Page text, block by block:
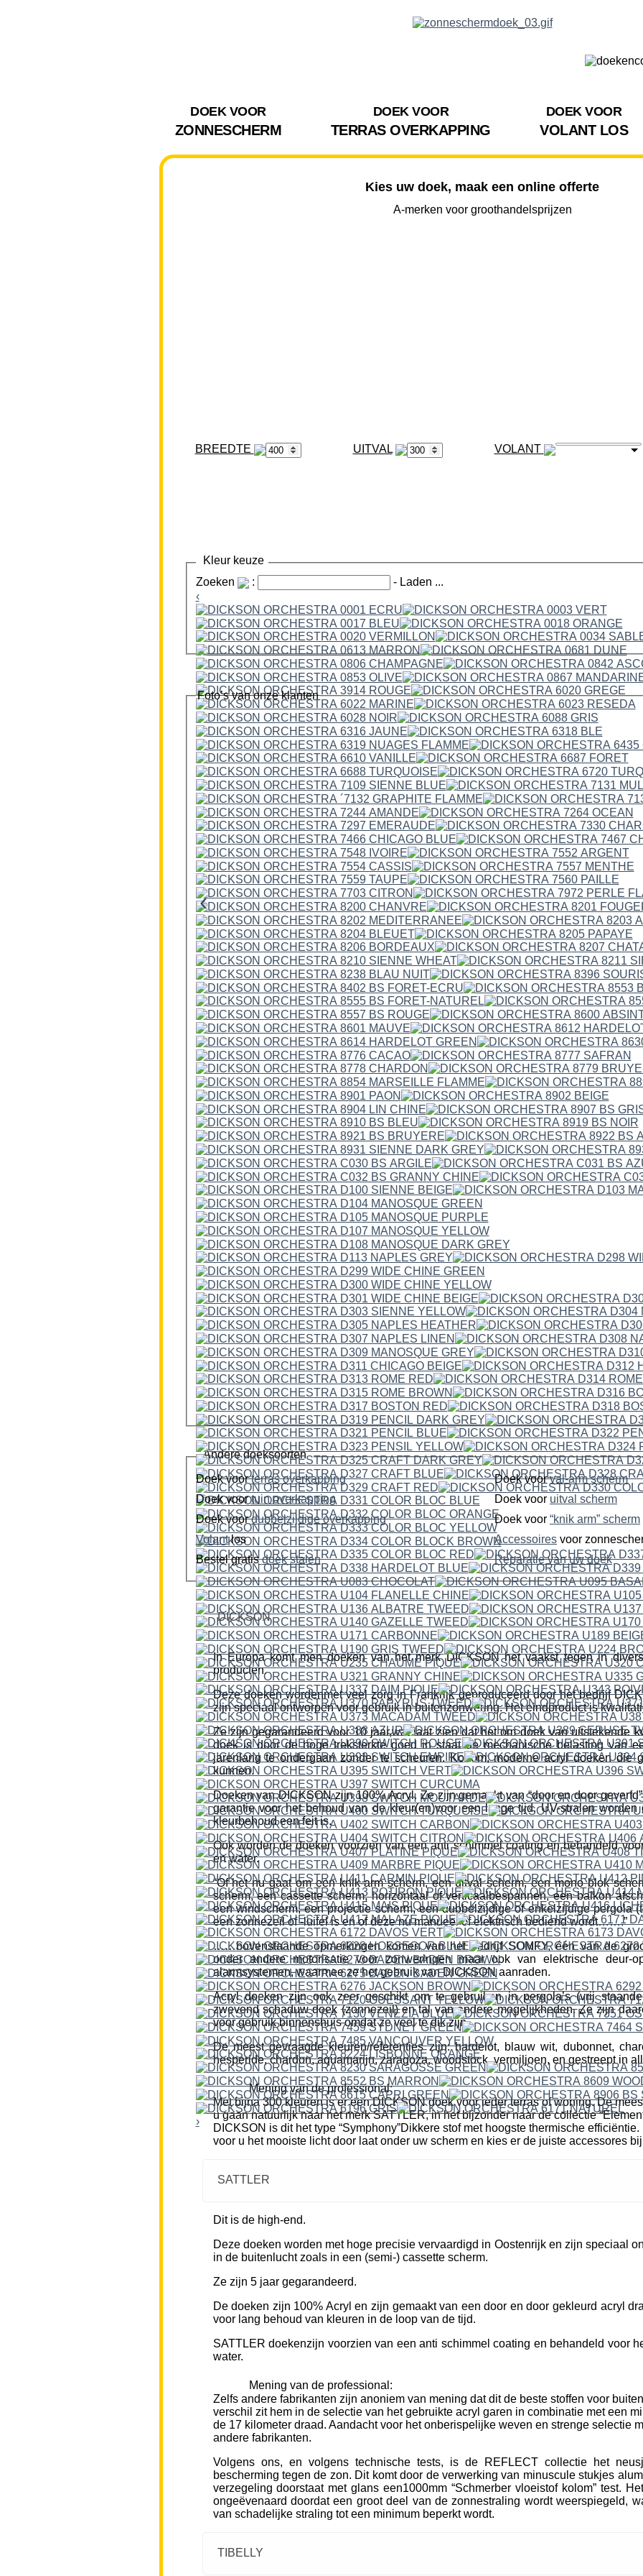
DOEK VOOR
ZONNESCHERM
DOEK VOOR
TERRAS OVERKAPPING
DOEK VOOR
VOLANT LOS
Kies uw doek, maak een online offerte
A-merken voor groothandelsprijzen
BREEDTE VOLANT
Kleur keuze
Zoeken
: - Laden ...
‹
›
Foto’s van onze klanten
‹
Andere doeksoorten
Doek voorterras overkapping Doek voor
val-arm scherm
Doek voor
tuin overkapping Doek voor
uitval scherm
Doek voor
dubbelzijdige overkapping Doek voor
“knik arm” scherm
Volantlos Accessoires voor
Bestel gratis doek stalen Reparatie van uw doek
DICKSON
In Europa komt men doeken van het merk DICKSON het vaakst tegen in
producten.
Deze doeken wordenmet veel zorg in Frankrijk geproduceerd door het bedrijf
zijn speciaal ontworpen voor gebruik in buitenzonwering. Het eindproduct is
Ze zijn gegarandeerd voor 10 jaar,wat laat zien dat het om doek van uitstekende
doek is door de hoge treksterkte goed in staat de mechanische belasting van
jarenlang te ondergaan zonder te scheuren. Kortom; moderne acryl doeken die
kunnen.
Doeken van DICKSON zijn 100% Acryl. Ze zijn gemaakt van “door en door
garantie voor het behoud van de kleur(en)voor een lange tijd. UV-stralen worden
kleurbehoud een feit is.
Ook worden de doeken voorzien van een anti schimmel coating en behandeld
en water.
“Of het nu gaat om een knik-arm scherm, een uitval scherm, een mono blok
scherm, een cassette scherm, horizontaal of verticaalbespannen, een balkon
een windscherm, een projectie scherm, een dubbelzijdige of enkelzijdige pergola
een zonnezeil of -luifel is en of deze nu manueel of elektrisch bediend wordt…….”
……bovenstaande opmerkingen komen van het bedrijf SOMFY, één van de
onder andere motorisatie voor zonweringen maar ook van elektrische deur-
alarmsystemen, waarmee ze het gebruik van DICKSON aanraden.
Acryl doeken zijn ook zeer geschikt om te gebruiken in pergola’s (vrij
zwevend schaduw doek (zonnezeil) en tal van andere mogelijkheden. Ze zijn
voor gebruik binnenshuis omdat ze veel te dik zijn.
De meest gevraagde kleuren/referenties zijn: hardelot, blauw wit, dubonnet,
hesperide, chardon, aquamarijn, zaragoza, woodstock, vermiljoen, en gestreept in
Mening van de professional:
Met bijna 300 kleuren is er een DICKSON doek voor ieder terras of woning. De
u gaan natuurlijk naar het merk SATTLER, in het bijzonder naar de collectie
DICKSON is dit het type “Symphony”Dikkere stof met hoogste thermische
voor u het mooiste licht door laat onder uw scherm en kies er de juiste accessores
SATTLER
Dit is de high-end.
Deze doeken worden met hoge precisie vervaardigd in Oostenrijk en zijn speciaal
in de buitenlucht zoals in een (semi-) cassette scherm.
Ze zijn 5 jaar gegarandeerd.
De doeken zijn 100% Acryl en zijn gemaakt van een door en door gekleurd acryl
voor lang behoud van kleuren in de loop van de tijd.
SATTLER doekenzijn voorzien van een anti schimmel coating en behandeld voor
water.
Mening van de professional:
Zelfs andere fabrikanten zijn anoniem van mening dat dit de beste stoffen voor
verschil zit hem in de selectie van het gebruikte acryl garen in combinatie met een
de 17 kilometer draad. Aandacht voor het onberispelijke weven en strenge selectie
andere fabrikanten.
Volgens ons, en volgens technische tests, is de REFLECT collectie het
bescherming tegen de zon. Dit komt door de verwerking van minuscule stukjes
verzegeling doorstaat met glans een1000mm “Schmerber vloeistof kolom” test.
ongeëvenaard doordat een groot deel van de zonnestraling wordt weerspiegeld,
van schadelijke straling tot een minimum beperkt wordt.
TIBELLY